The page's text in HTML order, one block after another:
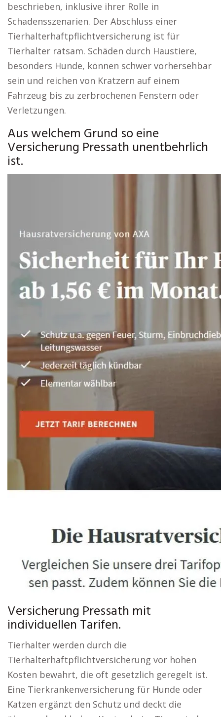
beschrieben, inklusive ihrer Rolle in
Schadensszenarien. Der Abschluss einer
Tierhalterhaftpflichtversicherung ist für
Tierhalter ratsam. Schäden durch Haustiere,
besonders Hunde, können schwer vorhersehbar
sein und reichen von Kratzern auf einem
Fahrzeug bis zu zerbrochenen Fenstern oder
Verletzungen.
Aus welchem Grund so eine
Versicherung Pressath unentbehrlich
ist.
Versicherung Pressath mit
individuellen Tarifen.
Tierhalter werden durch die
Tierhalterhaftpflichtversicherung vor hohen
Kosten bewahrt, die oft gesetzlich geregelt ist.
Eine Tierkrankenversicherung für Hunde oder
Katzen ergänzt den Schutz und deckt die